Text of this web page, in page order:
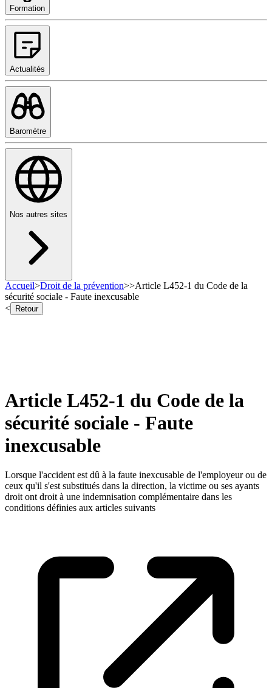
Formation
Actualités
Baromètre
Nos autres sites
Accueil>Droit de la prévention>>Article L452-1 du Code de la
sécurité sociale - Faute inexcusable
<
Retour
Article L452-1 du Code de la
sécurité sociale - Faute
inexcusable
Lorsque l'accident est dû à la faute inexcusable de l'employeur ou de
ceux qu'il s'est substitués dans la direction, la victime ou ses ayants
droit ont droit à une indemnisation complémentaire dans les
conditions définies aux articles suivants